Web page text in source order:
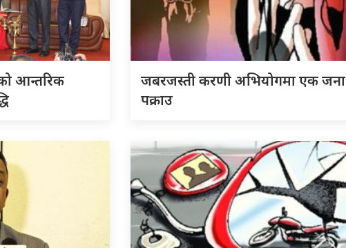
आन्तरिक
जबरजस्ती करणी अभियोगमा एक जना
पक्राउ